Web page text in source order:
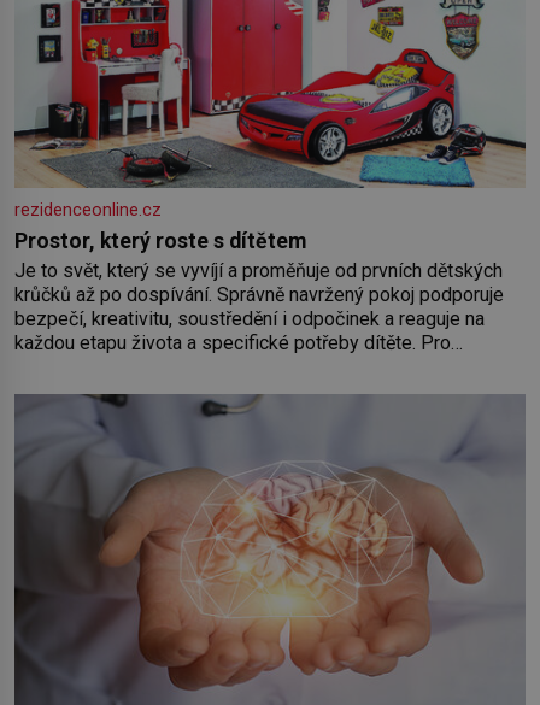
rezidenceonline.cz
Prostor, který roste s dítětem
Je to svět, který se vyvíjí a proměňuje od prvních dětských
krůčků až po dospívání. Správně navržený pokoj podporuje
bezpečí, kreativitu, soustředění i odpočinek a reaguje na
každou etapu života a specifické potřeby dítěte. Pro
by pokoj miminka měl působit především klidně a útulně.
Předškolní věk je